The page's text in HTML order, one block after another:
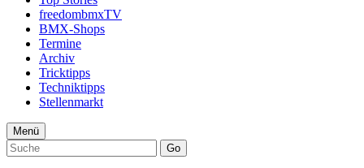
freedombmxTV
BMX-Shops
Termine
Archiv
Tricktipps
Techniktipps
Stellenmarkt
Menü
Go